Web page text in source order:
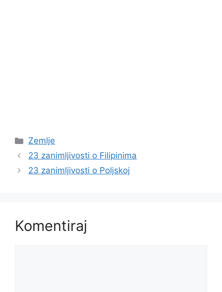
Kategorije
Zemlje
23 zanimljivosti o Filipinima
23 zanimljivosti o Poljskoj
Komentiraj